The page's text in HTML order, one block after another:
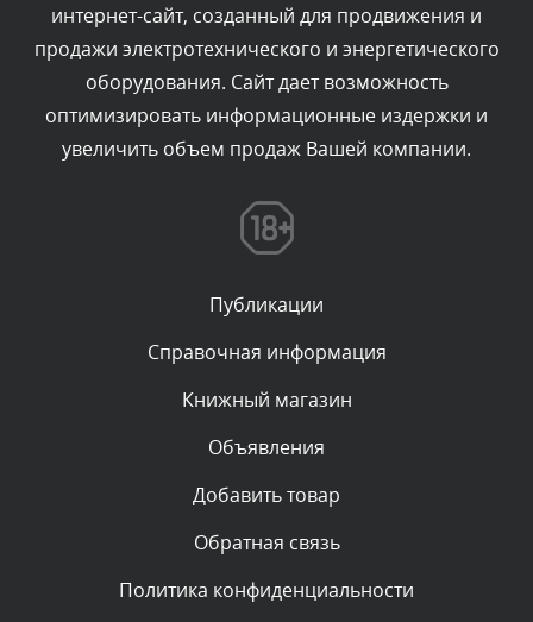
Комментарий проверяется
Текст комментария будет виден после проверки
администратором.
Вчера, в 16:49
Комментарий проверяется
Текст комментария будет виден после проверки
Комментарий проверяется
Текст комментария будет виден после проверки
администратором.
Комментарий проверяется
администратором.
Комментарий проверяется
интернет-сайт, созданный для продвижения и
продажи электротехнического и энергетического
оборудования. Сайт дает возможность
оптимизировать информационные издержки и
увеличить объем продаж Вашей компании.
Публикации
Справочная информация
Книжный магазин
Объявления
Добавить товар
Обратная связь
Политика конфиденциальности